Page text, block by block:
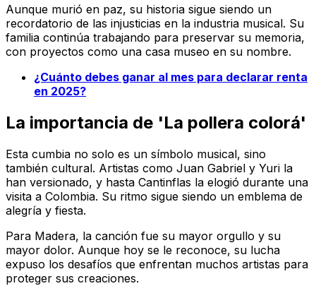
Aunque murió en paz, su historia sigue siendo un
recordatorio de las injusticias en la industria musical. Su
familia continúa trabajando para preservar su memoria,
con proyectos como una casa museo en su nombre.
¿Cuánto debes ganar al mes para declarar renta
en 2025?
La importancia de 'La pollera colorá'
Esta cumbia no solo es un símbolo musical, sino
también cultural. Artistas como Juan Gabriel y Yuri la
han versionado, y hasta Cantinflas la elogió durante una
visita a Colombia. Su ritmo sigue siendo un emblema de
alegría y fiesta.
Para Madera, la canción fue su mayor orgullo y su
mayor dolor. Aunque hoy se le reconoce, su lucha
expuso los desafíos que enfrentan muchos artistas para
proteger sus creaciones.